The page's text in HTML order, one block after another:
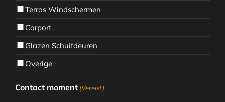
Terras Windschermen
Carport
Glazen Schuifdeuren
Overige
Contact moment (Vereist)